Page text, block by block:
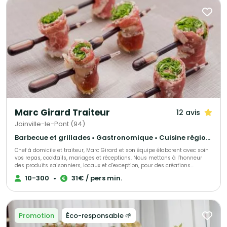
gourmet. N'hésitez pas à faire appel à nos services ! Spécialistes de
demandes de dernières minutes, nous saurons assurer votre événement
tel que : anniversaire surprise, deuil, fête de naissance et autres.
Marc Girard Traiteur 12 avis
Joinville-le-Pont (94)
Barbecue et grillades • Gastronomique • Cuisine régionale
Chef à domicile et traiteur, Marc Girard et son équipe élaborent avec soin
vos repas, cocktails, mariages et réceptions. Nous mettons à l’honneur
des produits saisonniers, locaux et d’exception, pour des créations
gourmandes et raffinées qui raviront vos convives. Engagés pour une
cuisine responsable, nous soutenons la consommation durable des
10-300 • 31€ / pers min.
Promotion Éco-responsable 🌱